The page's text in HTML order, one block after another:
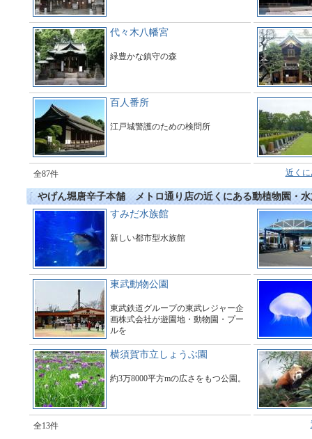
代々木八幡宮
緑豊かな鎮守の森
百人番所
江戸城警護のための検問所
全87件 近く
やげん堀唐辛子本舗 メトロ通り店の近くにある動植物園・水
すみだ水族館
新しい都市型水族館
東武動物公園
東武鉄道グループの東武レジャー企
画株式会社が遊園地・動物園・プー
ルを
施設である。
横須賀市立しょうぶ園
約3万8000平方mの広さをもつ公園。
全13件